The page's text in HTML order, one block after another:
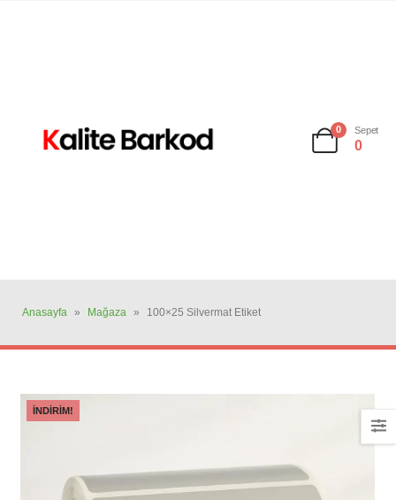
0 Sepet
0
Anasayfa » Mağaza » 100×25 Silvermat Etiket
İNDIRIM!